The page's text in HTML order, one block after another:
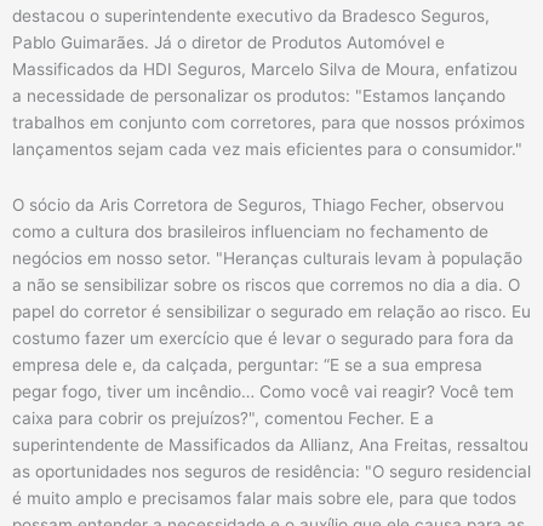
destacou o superintendente executivo da Bradesco Seguros,
Pablo Guimarães. Já o diretor de Produtos Automóvel e
Massificados da HDI Seguros, Marcelo Silva de Moura, enfatizou
a necessidade de personalizar os produtos: "Estamos lançando
trabalhos em conjunto com corretores, para que nossos próximos
lançamentos sejam cada vez mais eficientes para o consumidor."
O sócio da Aris Corretora de Seguros, Thiago Fecher, observou
como a cultura dos brasileiros influenciam no fechamento de
negócios em nosso setor. "Heranças culturais levam à população
a não se sensibilizar sobre os riscos que corremos no dia a dia. O
papel do corretor é sensibilizar o segurado em relação ao risco. Eu
costumo fazer um exercício que é levar o segurado para fora da
empresa dele e, da calçada, perguntar: “E se a sua empresa
pegar fogo, tiver um incêndio… Como você vai reagir? Você tem
caixa para cobrir os prejuízos?", comentou Fecher. E a
superintendente de Massificados da Allianz, Ana Freitas, ressaltou
as oportunidades nos seguros de residência: "O seguro residencial
é muito amplo e precisamos falar mais sobre ele, para que todos